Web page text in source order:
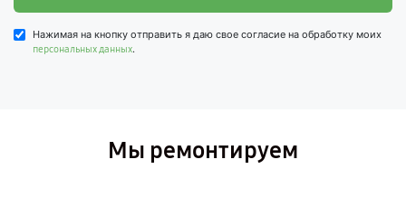
Нажимая на кнопку отправить я даю свое согласие на обработку моих
персональных данных.
Мы ремонтируем